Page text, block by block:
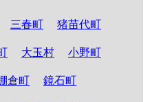
三春町 猪苗代町
大玉村 小野町
倉町 鏡石町